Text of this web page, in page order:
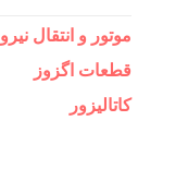
موتور و انتقال نیرو
قطعات اگزوز
کاتالیزور